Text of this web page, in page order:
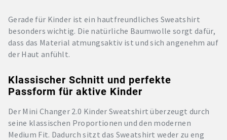
Gerade für Kinder ist ein hautfreundliches Sweatshirt
besonders wichtig. Die natürliche Baumwolle sorgt dafür,
dass das Material atmungsaktiv ist und sich angenehm auf
der Haut anfühlt.
Klassischer Schnitt und perfekte
Passform für aktive Kinder
Der Mini Changer 2.0 Kinder Sweatshirt überzeugt durch
seine klassischen Proportionen und den modernen
Medium Fit. Dadurch sitzt das Sweatshirt weder zu eng